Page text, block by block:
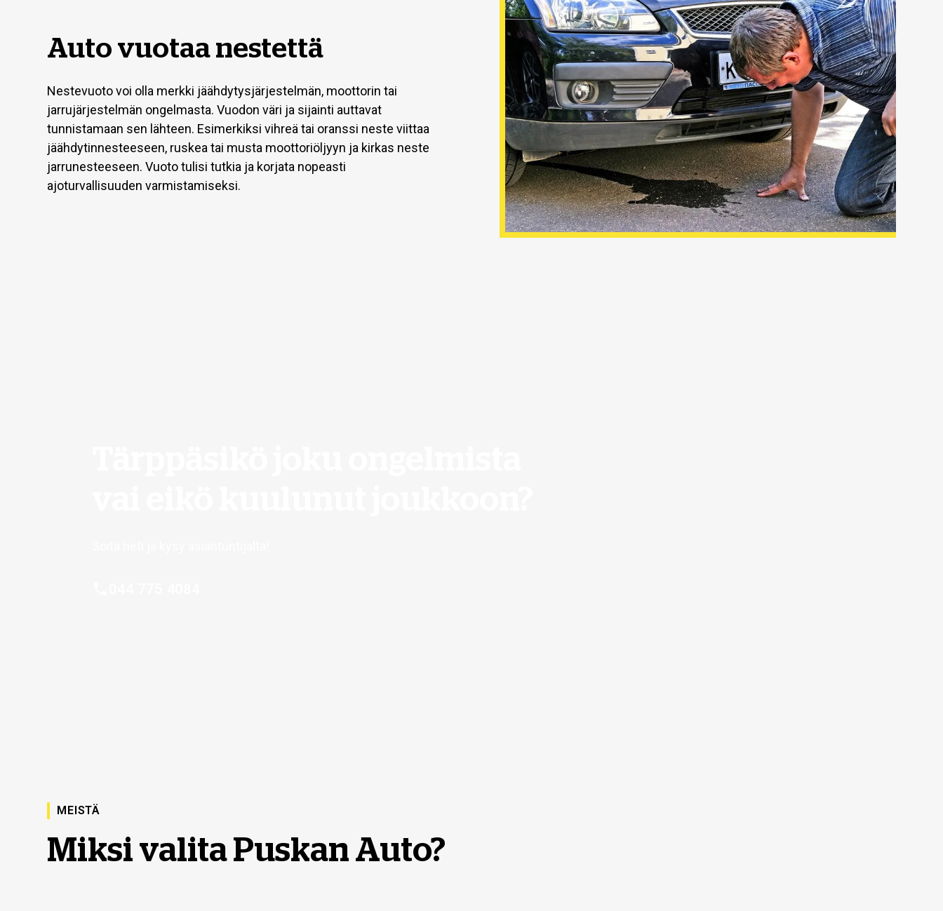
Auto vuotaa nestettä
Nestevuoto voi olla merkki jäähdytysjärjestelmän, moottorin tai
jarrujärjestelmän ongelmasta. Vuodon väri ja sijainti auttavat
tunnistamaan sen lähteen. Esimerkiksi vihreä tai oranssi neste viittaa
jäähdytinnesteeseen, ruskea tai musta moottoriöljyyn ja kirkas neste
jarrunesteeseen. Vuoto tulisi tutkia ja korjata nopeasti
ajoturvallisuuden varmistamiseksi.
MEISTÄ
Miksi valita Puskan Auto?